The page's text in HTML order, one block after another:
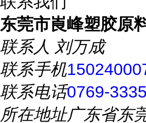
东莞市崀峰塑胶原
联系人 刘万成
联系手机
联系电话0769-
所在地址广东省东